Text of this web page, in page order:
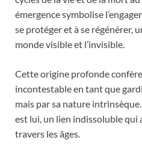
émergence symbolise
se protéger et à se régénérer,
monde visible et l’invisible.
Cette origine profonde
incontestable en tant que
mais par sa nature
est lui, un lien indissoluble qui
travers les âges.